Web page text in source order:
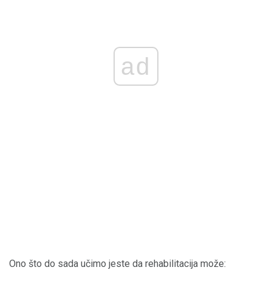
ad
Ono što do sada učimo jeste da rehabilitacija može: